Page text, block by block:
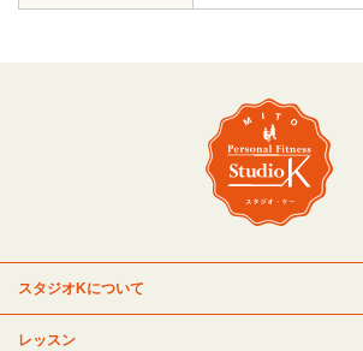
スタジオKについて
レッスン